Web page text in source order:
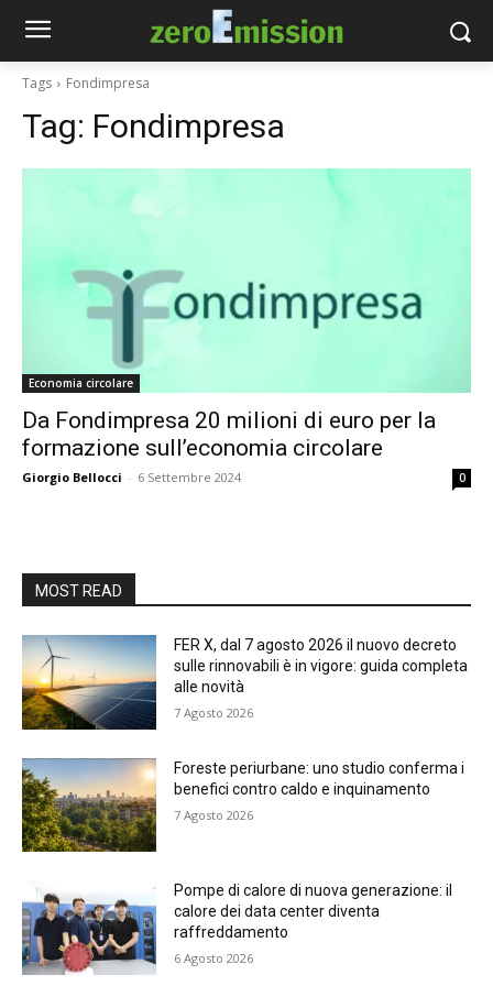
Tags Fondimpresa
Tag: Fondimpresa
Economia circolare
Da Fondimpresa 20 milioni di euro per la
formazione sull’economia circolare
Giorgio Bellocci - 6 Settembre 2024 0
MOST READ
FER X, dal 7 agosto 2026 il nuovo decreto
sulle rinnovabili è in vigore: guida completa
alle novità
7 Agosto 2026
Foreste periurbane: uno studio conferma i
benefici contro caldo e inquinamento
7 Agosto 2026
Pompe di calore di nuova generazione: il
calore dei data center diventa
raffreddamento
6 Agosto 2026